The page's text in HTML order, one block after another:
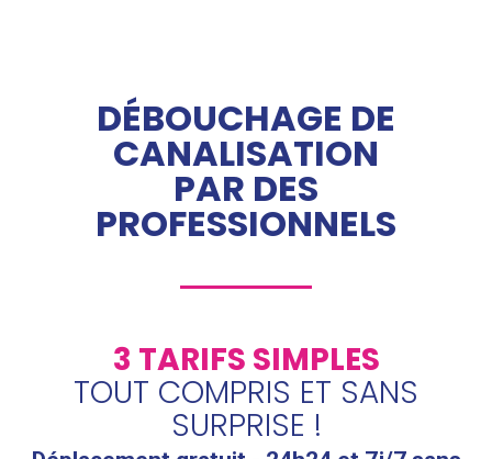
DÉBOUCHAGE DE
CANALISATION
PAR DES
PROFESSIONNELS
3 TARIFS SIMPLES
TOUT COMPRIS ET SANS
SURPRISE !